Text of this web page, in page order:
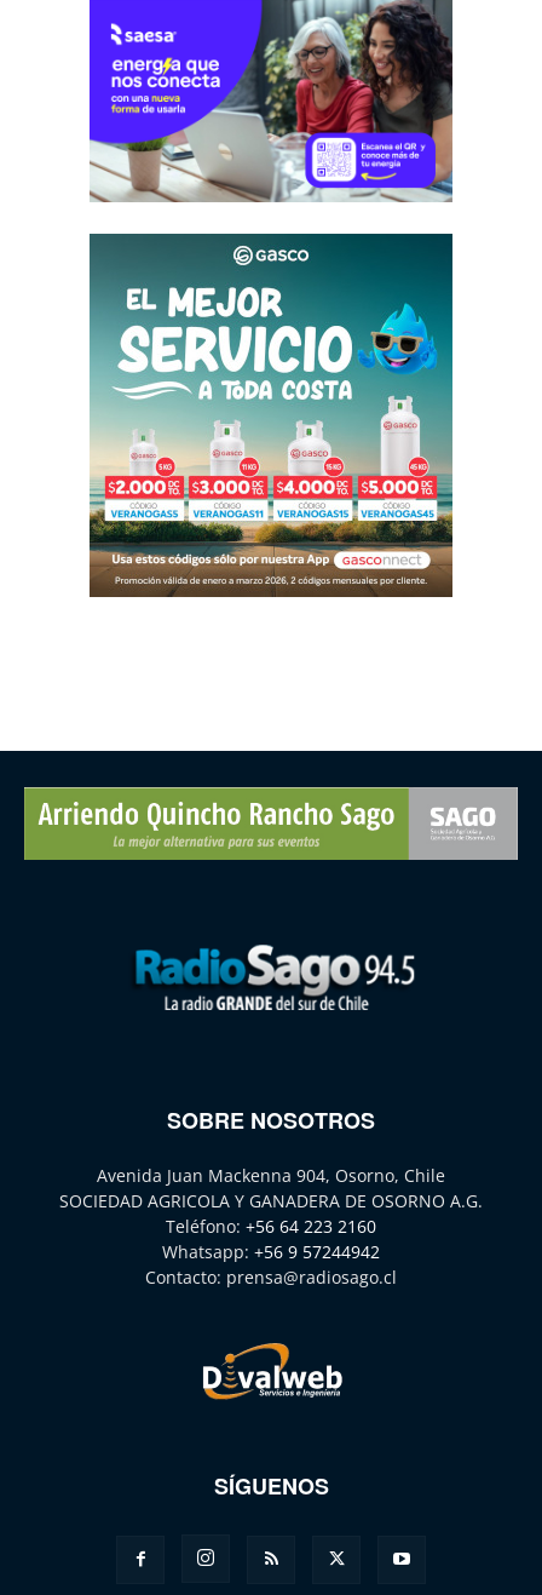
SOBRE NOSOTROS
Avenida Juan Mackenna 904, Osorno, Chile
SOCIEDAD AGRICOLA Y GANADERA DE OSORNO A.G.
Teléfono: +56 64 223 2160
Whatsapp: +56 9 57244942
Contacto: prensa@radiosago.cl
SÍGUENOS